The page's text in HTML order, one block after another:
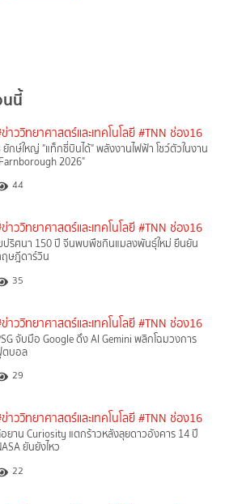
นี้
าววิทยาศาสตร์และเทคโนโลยี #TNN ช่อง16
ยักษ์ใหญ่ "แท็กซี่บินได้" พลังงานไฟฟ้า โชว์ตัวในงาน
2026"
44
าววิทยาศาสตร์และเทคโนโลยี #TNN ช่อง16
ปริศนา 150 ปี จีนพบพืชกินแมลงพันธุ์ใหม่ ยืนยัน
ษฎีดาร์วิน
35
าววิทยาศาสตร์และเทคโนโลยี #TNN ช่อง16
จับมือ Google ดึง AI Gemini พลิกโฉมวงการ
บอล
29
าววิทยาศาสตร์และเทคโนโลยี #TNN ช่อง16
ยาน Curiosity แตกร้าวหลังลุยดาวอังคาร 14 ปี
ยันยังไหว
22